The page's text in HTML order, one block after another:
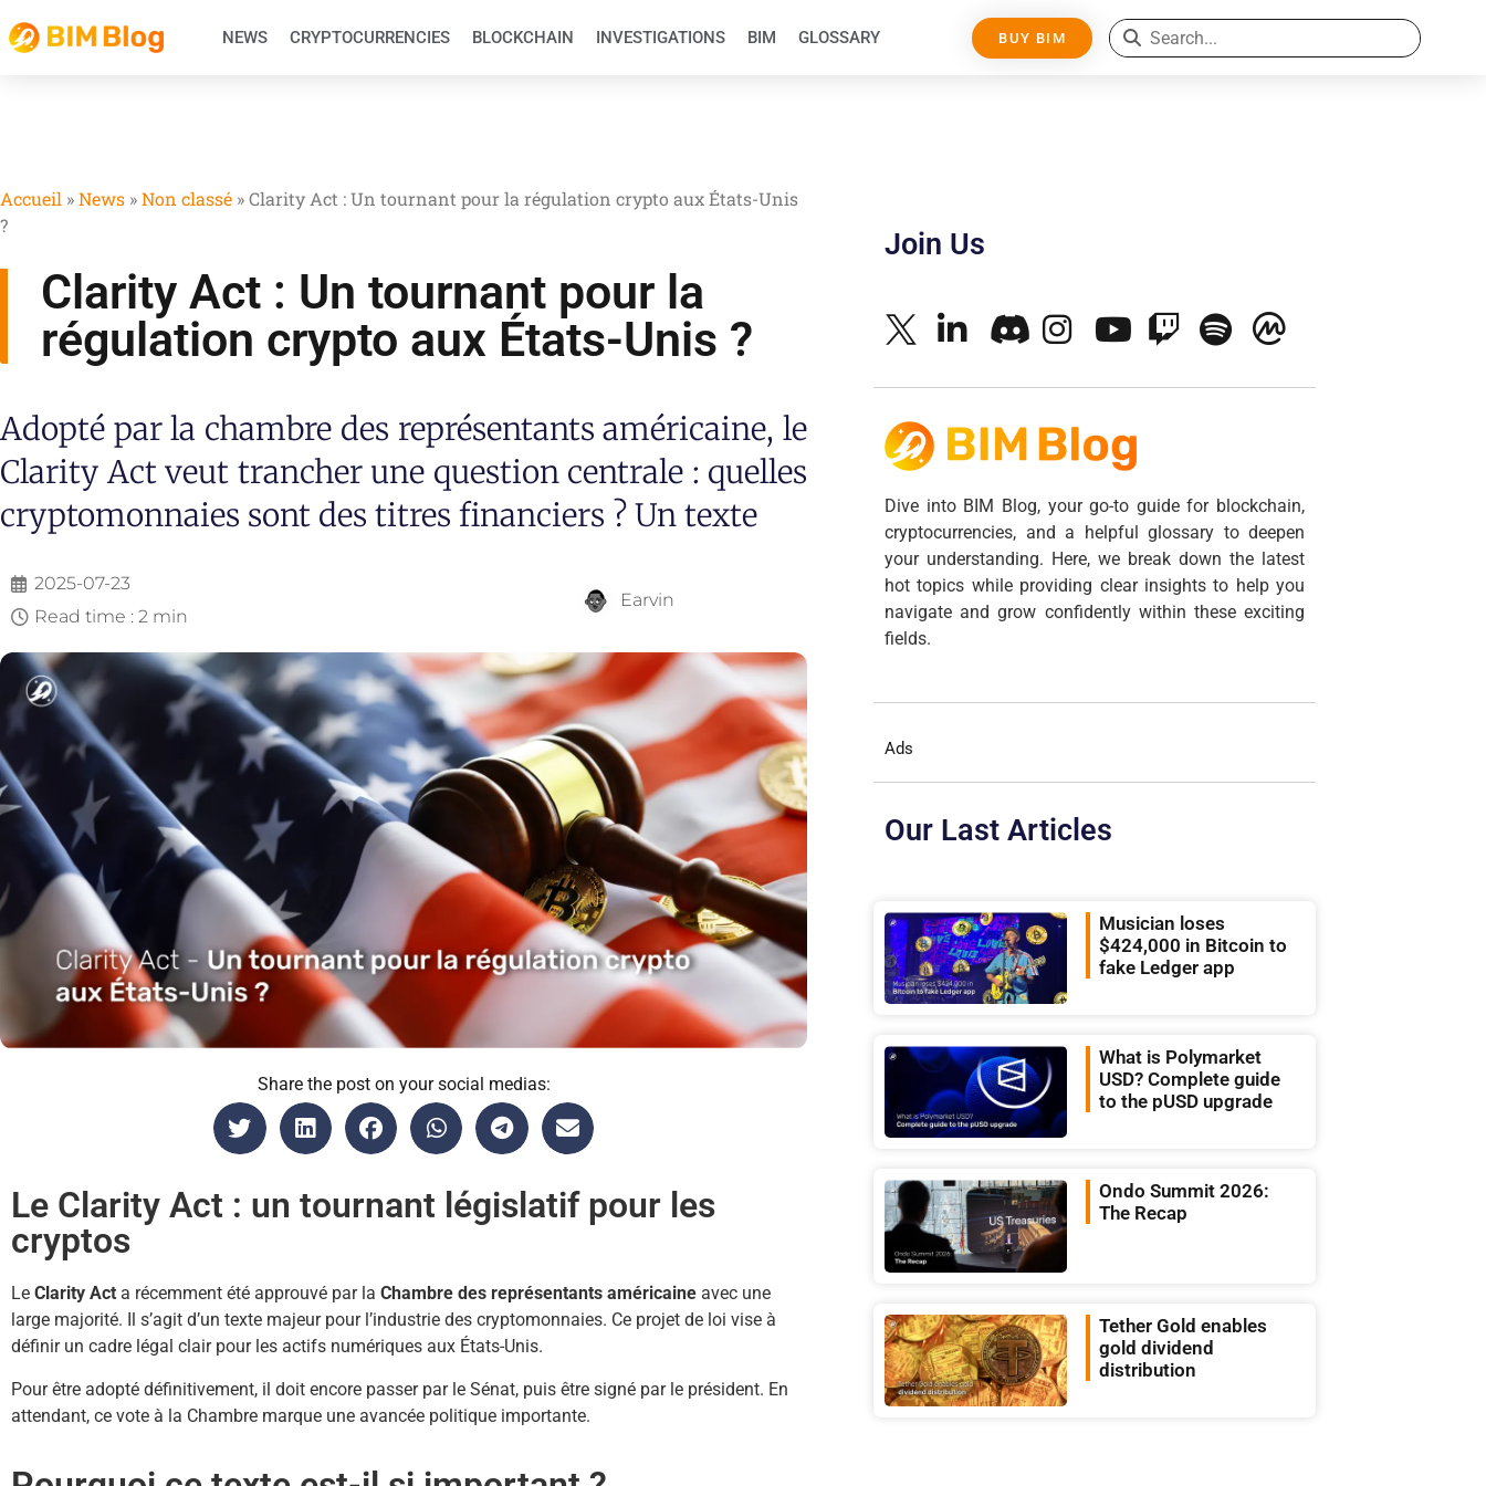
NEWS CRYPTOCURRENCIES BLOCKCHAIN INVESTIGATIONS BIM GLOSSARY BUY BIM
Accueil »News »Non classé »Clarity Act : Un tournant pour la régulation crypto aux États-Unis
?
Clarity Act : Un tournant pour la
régulation crypto aux États-Unis ?
Adopté par la chambre des représentants américaine, le
Clarity Act veut trancher une question centrale : quelles
cryptomonnaies sont des titres financiers ? Un texte
2025-07-23
Read time : 2 min
Earvin
Share the post on your social medias:
Le Clarity Act : un tournant législatif pour les
cryptos
Le Clarity Act a récemment été approuvé par la Chambre des représentants américaine avec une
large majorité. Il s’agit d’un texte majeur pour l’industrie des cryptomonnaies. Ce projet de loi vise à
définir un cadre légal clair pour les actifs numériques aux États-Unis.
Pour être adopté définitivement, il doit encore passer par le Sénat, puis être signé par le président. En
attendant, ce vote à la Chambre marque une avancée politique importante.
Join Us
Dive into BIM Blog, your go-to guide for blockchain,
cryptocurrencies, and a helpful glossary to deepen
your understanding. Here, we break down the latest
hot topics while providing clear insights to help you
navigate and grow confidently within these exciting
fields.
Ads
Our Last Articles
Musician loses
$424,000 in Bitcoin to
fake Ledger app
What is Polymarket
USD? Complete guide
to the pUSD upgrade
Ondo Summit 2026:
The Recap
Tether Gold enables
gold dividend
distribution